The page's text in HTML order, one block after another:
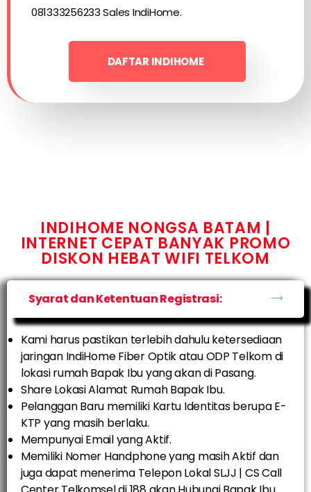
081333256233 Sales IndiHome.
DAFTAR INDIHOME
INDIHOME NONGSA BATAM |
INTERNET CEPAT BANYAK PROMO
DISKON HEBAT WIFI TELKOM
Syarat dan Ketentuan Registrasi:
Kami harus pastikan terlebih dahulu ketersediaan
jaringan IndiHome Fiber Optik atau ODP Telkom di
lokasi rumah Bapak Ibu yang akan di Pasang.
Share Lokasi Alamat Rumah Bapak Ibu.
Pelanggan Baru memiliki Kartu Identitas berupa E-
KTP yang masih berlaku.
Mempunyai Email yang Aktif.
Memiliki Nomer Handphone yang masih Aktif dan
juga dapat menerima Telepon Lokal SLJJ | CS Call